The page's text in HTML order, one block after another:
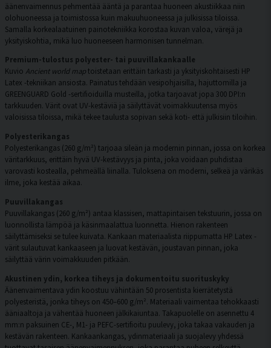
äänenvaimennus pehmentää ääntä ja parantaa huoneen akustiikkaa niin
olohuoneessa ja toimistossa kuin makuuhuoneessa ja julkisissa tiloissa.
Samalla korkealaatuinen painotekniikka korostaa kuvan valoa, värejä ja
yksityiskohtia, mikä luo huoneeseen harmonisen tunnelman.
Premium-tulostus polyester- tai puuvillakankaalle
Kuvio Ancient world maptoistetaan erittäin tarkasti ja yksityiskohtaisesti HP
Latex -tekniikan ansiosta. Painatus tehdään vesipohjaisilla, hajuttomilla ja
GREENGUARD Gold -sertifioiduilla musteilla, jotka tarjoavat jopa 300 DPI:n
tarkkuuden. Värit ovat UV-kestäviä ja säilyttävät voimakkuutensa myös
valoisissa tiloissa, mikä tekee taulusta sopivan sekä koti- että julkisiin tiloihin.
Polyesterikangas
Polyesterikangas (260 g/m²) tarjoaa sileän ja modernin pinnan, jossa on korkea
väritarkkuus, erittäin hyvä UV-kestävyys ja pinta, joka voidaan puhdistaa
varovasti kostealla, pehmeällä liinalla. Tuloksena on moderni, selkeä ja värikäs
ilme, joka kestää aikaa.
Puuvillakangas
Puuvillakangas (260 g/m²) antaa klassisen, mattapintaisen tekstuurin, jossa on
luonnollista lämpöä ja käsinmaalattua luonnetta. Hienon rakenteen
säilyttämiseksi se tulee kuivata. Kankaan materiaalista riippumatta HP Latex -
värit sulautuvat kankaaseen ja luovat kestävän, joustavan pinnan, joka
säilyttää värin voimakkuuden pitkään.
Akustinen ydin, korkea tiheys ja dokumentoitu suorituskyky
Äänenvaimentava ydin koostuu vähintään 50 prosentista kierrätetystä
polyesteristä, jonka tiheys on 450–600 g/m². Materiaali vaimentaa tehokkaasti
ääniaaltoja ja vähentää huoneen jälkikaiuntaa. Takapuolelle on asennettu 4
mm:n paksuinen CE-, M1- ja PEFC-sertifioitu puulevy, joka takaa vakauden ja
kestävän rakenteen. Kankaankangas, ydinmateriaali ja suojalevy yhdessä